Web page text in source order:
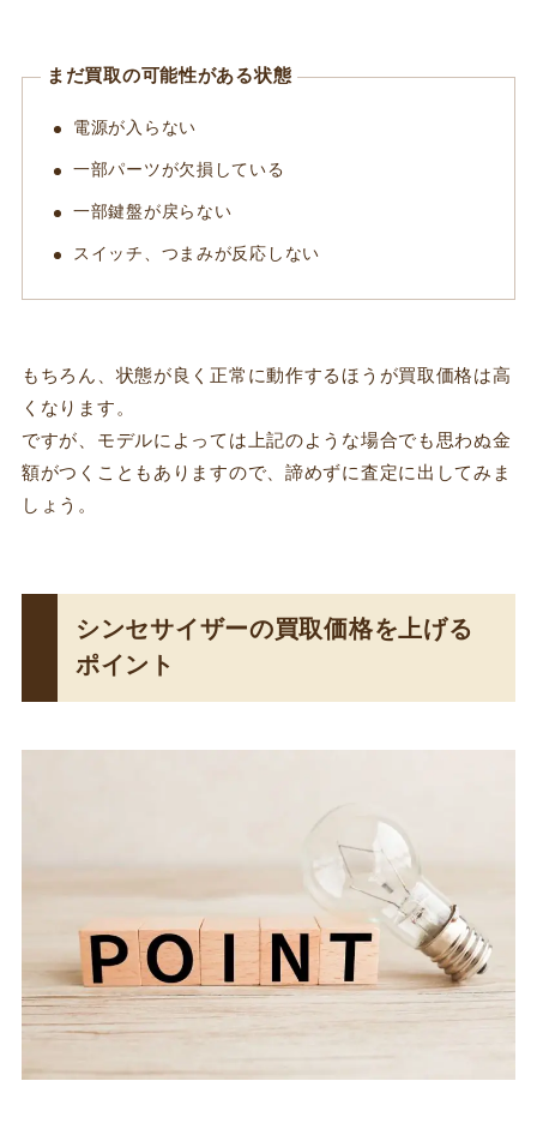
まだ買取の可能性がある状態
電源が入らない
一部パーツが欠損している
一部鍵盤が戻らない
スイッチ、つまみが反応しない
もちろん、状態が良く正常に動作するほうが買取価格は高
くなります。
ですが、モデルによっては上記のような場合でも思わぬ金
額がつくこともありますので、諦めずに査定に出してみま
しょう。
シンセサイザーの買取価格を上げる
ポイント